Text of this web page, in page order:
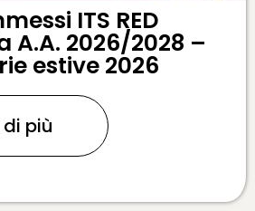
ITS RED
A.A. 2026/2028 –
estive 2026
più